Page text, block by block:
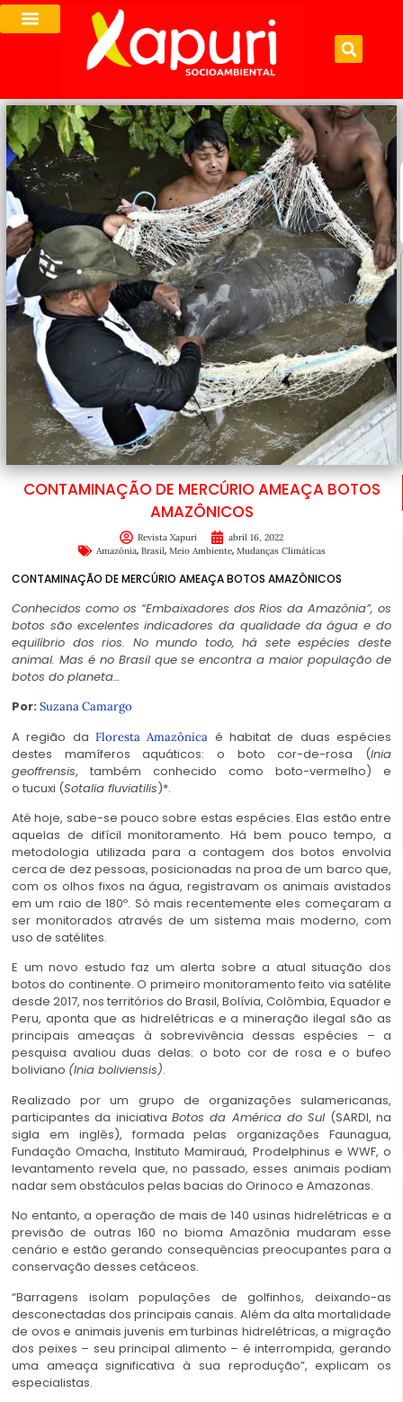
CONTAMINAÇÃO DE MERCÚRIO AMEAÇA BOTOS
AMAZÔNICOS
Revista Xapuri
abril 16, 2022
Amazônia, Brasil, Meio Ambiente, Mudanças Climáticas
CONTAMINAÇÃO DE MERCÚRIO AMEAÇA BOTOS AMAZÔNICOS
Conhecidos como os “Embaixadores dos Rios da Amazônia”, os
botos são excelentes indicadores da qualidade da água e do
equilíbrio dos rios. No mundo todo, há sete espécies deste
animal. Mas é no Brasil que se encontra a maior população de
botos do planeta…
Por: Suzana Camargo
A região da Floresta Amazônica é habitat de duas espécies
destes mamíferos aquáticos: o boto cor-de-rosa (Inia
geoffrensis, também conhecido como boto-vermelho) e
o tucuxi (Sotalia fluviatilis)*.
Até hoje, sabe-se pouco sobre estas espécies. Elas estão entre
aquelas de difícil monitoramento. Há bem pouco tempo, a
metodologia utilizada para a contagem dos botos envolvia
cerca de dez pessoas, posicionadas na proa de um barco que,
com os olhos fixos na água, registravam os animais avistados
em um raio de 180º. Só mais recentemente eles começaram a
ser monitorados através de um sistema mais moderno, com
uso de satélites.
E um novo estudo faz um alerta sobre a atual situação dos
botos do continente. O primeiro monitoramento feito via satélite
desde 2017, nos territórios do Brasil, Bolívia, Colômbia, Equador e
Peru, aponta que as hidrelétricas e a mineração ilegal são as
principais ameaças à sobrevivência dessas espécies – a
pesquisa avaliou duas delas: o boto cor de rosa e o bufeo
boliviano (Inia boliviensis).
Realizado por um grupo de organizações sulamericanas,
participantes da iniciativa Botos da América do Sul (SARDI, na
sigla em inglês), formada pelas organizações Faunagua,
Fundação Omacha, Instituto Mamirauá, Prodelphinus e WWF, o
levantamento revela que, no passado, esses animais podiam
nadar sem obstáculos pelas bacias do Orinoco e Amazonas.
No entanto, a operação de mais de 140 usinas hidrelétricas e a
previsão de outras 160 no bioma Amazônia mudaram esse
cenário e estão gerando consequências preocupantes para a
conservação desses cetáceos.
“Barragens isolam populações de golfinhos, deixando-as
desconectadas dos principais canais. Além da alta mortalidade
de ovos e animais juvenis em turbinas hidrelétricas, a migração
dos peixes – seu principal alimento – é interrompida, gerando
uma ameaça significativa à sua reprodução”, explicam os
especialistas.